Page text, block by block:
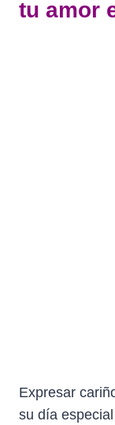
tu amor
Expresar
su día